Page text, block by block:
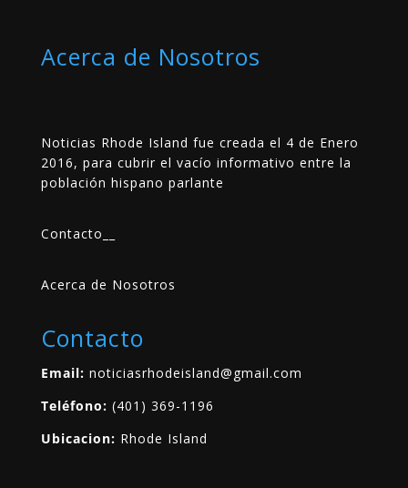
Acerca de Nosotros
Noticias Rhode Island fue creada el 4 de Enero
2016, para cubrir el vacío informativo entre la
población hispano parlante
Contacto
Acerca de Nosotros
Contacto
Email: noticiasrhodeisland@gmail.com
Teléfono: (401) 369-1196
Ubicacion: Rhode Island